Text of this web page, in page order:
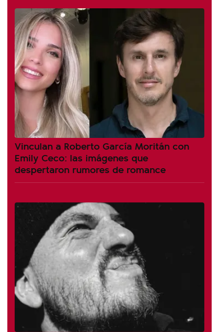
Vinculan a Roberto García Moritán con
Emily Ceco: las imágenes que
despertaron rumores de romance